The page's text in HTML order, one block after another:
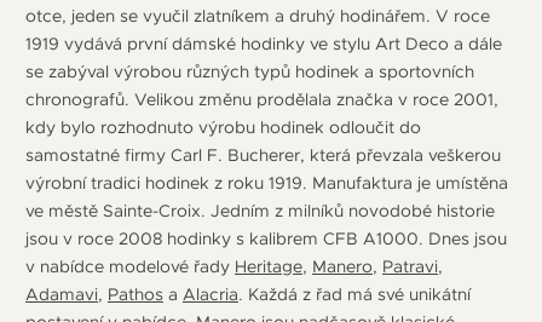
otce, jeden se vyučil zlatníkem a druhý hodinářem. V roce
1919 vydává první dámské hodinky ve stylu Art Deco a dále
se zabýval výrobou různých typů hodinek a sportovních
chronografů. Velikou změnu prodělala značka v roce 2001,
kdy bylo rozhodnuto výrobu hodinek odloučit do
samostatné firmy Carl F. Bucherer, která převzala veškerou
výrobní tradici hodinek z roku 1919. Manufaktura je umístěna
ve městě Sainte-Croix. Jedním z milníků novodobé historie
jsou v roce 2008 hodinky s kalibrem CFB A1000. Dnes jsou
v nabídce modelové řady Heritage, Manero, Patravi,
Adamavi, Pathos a Alacria. Každá z řad má své unikátní